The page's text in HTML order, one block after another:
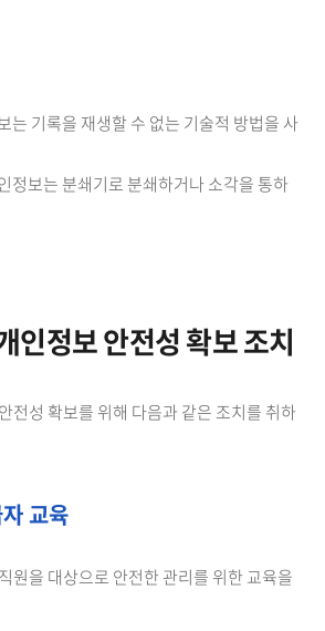
는 기록을 재생할 수 없는 기술적 방법을 사
정보는 분쇄기로 분쇄하거나 소각을 통하
인정보 안전성 확보 조치
전성 확보를 위해 다음과 같은 조치를 취하
교육
원을 대상으로 안전한 관리를 위한 교육을